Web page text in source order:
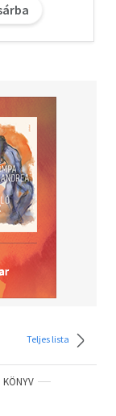
kiderítettem,
fintorának
kiderítsem,
Annak a
éltek, amíg
azonban
őrjítőbb, mint
2018.
Teljes lista
KÖNYV